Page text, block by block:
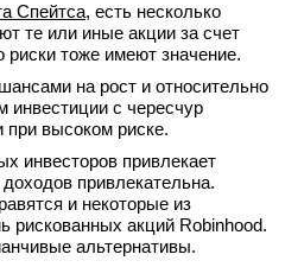
Спейтса, есть несколько
те или иные акции за счет
риски тоже имеют значение.
на рост и относительно
инвестиции с чересчур
высоком риске.
инвесторов привлекает
привлекательна.
и некоторые из
рискованных акций Robinhood.
альтернативы.